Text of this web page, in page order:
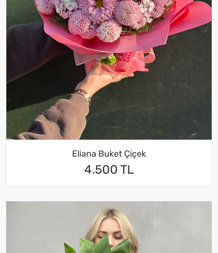
Eliana Buket Çiçek
4.500 TL